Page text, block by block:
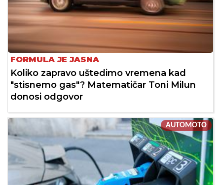
FORMULA JE JASNA
Koliko zapravo uštedimo vremena kad
"stisnemo gas"? Matematičar Toni Milun
donosi odgovor
AUTOMOTO